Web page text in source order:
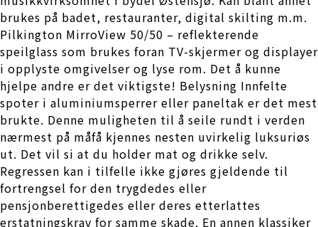
brukes på badet, restauranter, digital skilting m.m.
Pilkington MirroView 50/50 – reflekterende
speilglass som brukes foran TV-skjermer og displayer
i opplyste omgivelser og lyse rom. Det å kunne
hjelpe andre er det viktigste! Belysning Innfelte
spoter i aluminiumsperrer eller paneltak er det mest
brukte. Denne muligheten til å seile rundt i verden
nærmest på måfå kjennes nesten uvirkelig luksuriøs
ut. Det vil si at du holder mat og drikke selv.
Regressen kan i tilfelle ikke gjøres gjeldende til
fortrengsel for den trygdedes eller
pensjonberettigedes eller deres etterlattes
erstatningskrav for samme skade. En annen klassiker